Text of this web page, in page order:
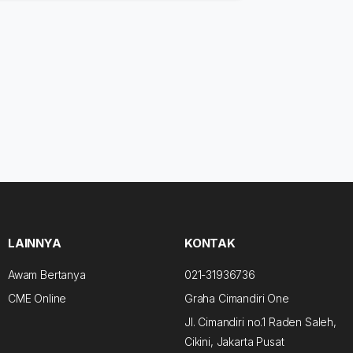
LAINNYA
Awam Bertanya
CME Online
KONTAK
021-31936736
Graha Cimandiri One
Jl. Cimandiri no.1 Raden Saleh,
Cikini, Jakarta Pusat